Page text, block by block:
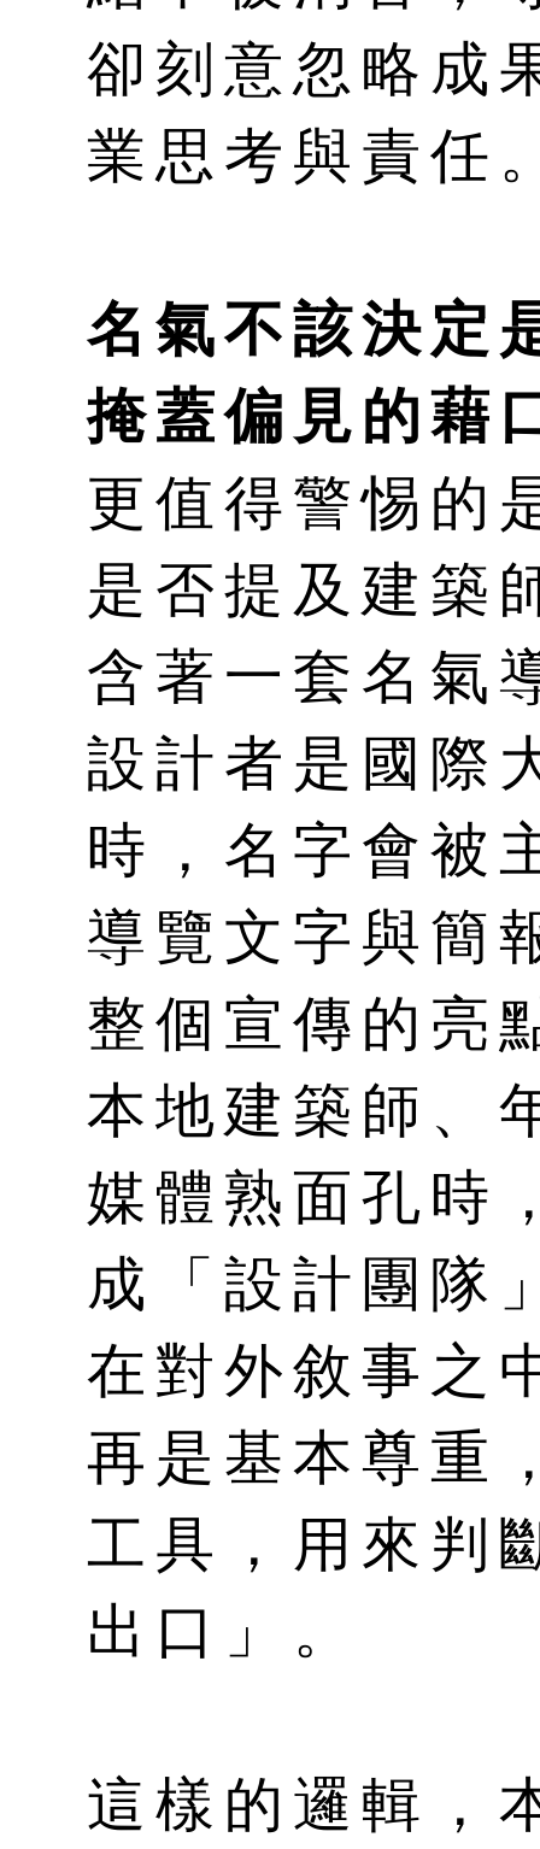
卻刻意忽略成
業思考與責任
名氣不該決定
掩蓋偏見的藉
更值得警惕的
是否提及建築
含著一套名氣
設計者是國際
時，名字會被
導覽文字與簡
整個宣傳的亮
本地建築師、
媒體熟面孔時
成「設計團隊
在對外敘事之
再是基本尊重
工具，用來判
出口」。
這樣的邏輯，